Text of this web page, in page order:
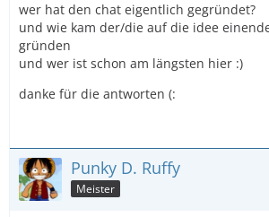
wer hat den chat eigentlich gegründet?
und wie kam der/die auf die idee
gründen
und wer ist schon am längsten hier :)
danke für die antworten (:
Punky D. Ruffy
Meister